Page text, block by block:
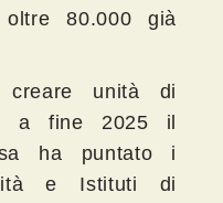
80.000 già
unità di
a fine 2025 il
ha puntato i
e Istituti di